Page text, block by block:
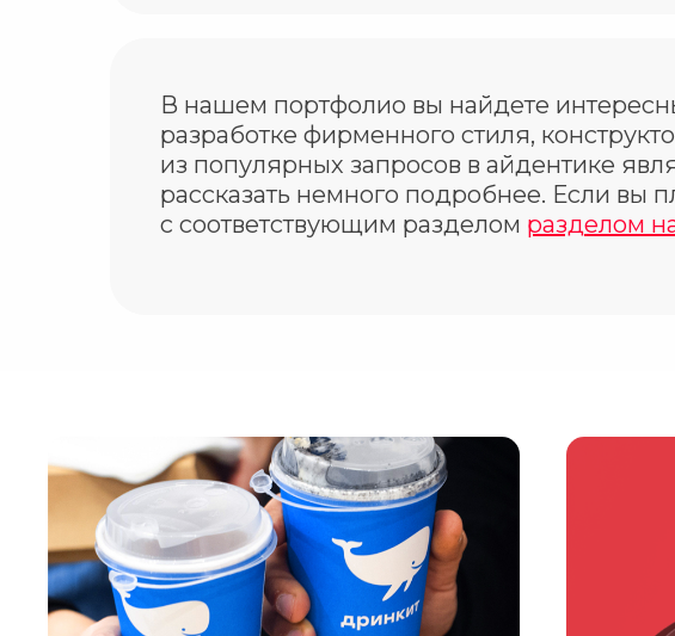
В нашем портфолио вы найдете
разработке фирменного стиля,
из популярных запросов в айдентике
рассказать немного подробнее. Если вы
с соответствующим разделом разделом